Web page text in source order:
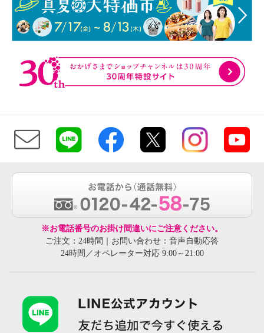
※お電話番号のお掛け間違いにご注意ください。
ご注文：24時間｜お問い合わせ：音声自動応答
24時間／オペレーター対応 9:00～21:00